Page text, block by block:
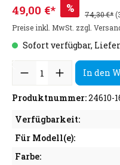
49,00 €* % 74,30 €*
Preise inkl. MwSt. zzgl.
Sofort verfügbar,
In den
Produktnummer:24610-
Verfügbarkeit:
Für Modell(e):
Farbe: